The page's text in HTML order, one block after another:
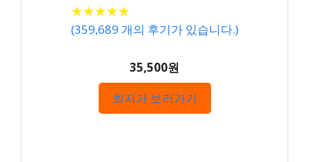
★★★★★
★★★★★
(359,689 개의 후기가 있습니다.)
35,500원
최저가 보러가기